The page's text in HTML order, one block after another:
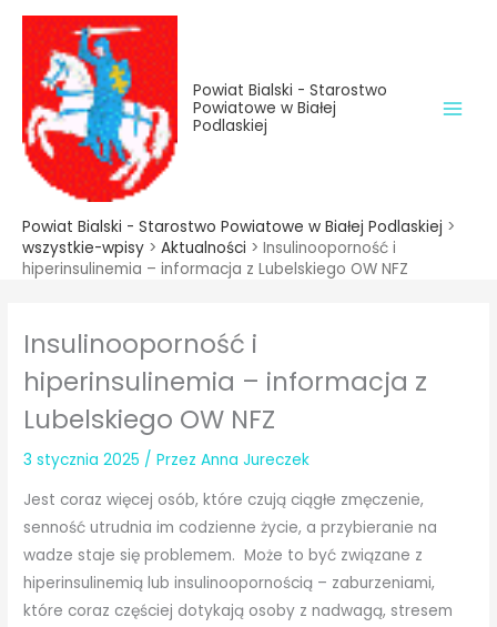
treści
Przejdź
treści
Powiat Bialski - Starostwo
Powiatowe w Białej
Podlaskiej
Powiat Bialski - Starostwo Powiatowe w Białej Podlaskiej >
wszystkie-wpisy > Aktualności > Insulinooporność i
hiperinsulinemia – informacja z Lubelskiego OW NFZ
Insulinooporność i
hiperinsulinemia – informacja z
Lubelskiego OW NFZ
3 stycznia 2025 / PrzezAnna Jureczek
Jest coraz więcej osób, które czują ciągłe zmęczenie,
senność utrudnia im codzienne życie, a przybieranie na
wadze staje się problemem. Może to być związane z
hiperinsulinemią lub insulinoopornością – zaburzeniami,
które coraz częściej dotykają osoby z nadwagą, stresem